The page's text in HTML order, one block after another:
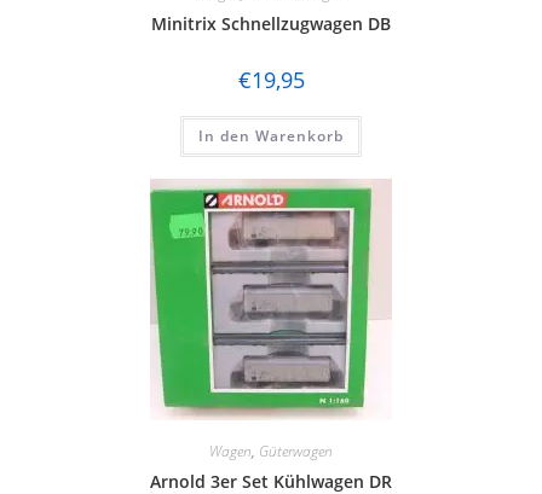
Minitrix Schnellzugwagen DB
€19,95
In den Warenkorb
Wagen, Güterwagen
Arnold 3er Set Kühlwagen DR